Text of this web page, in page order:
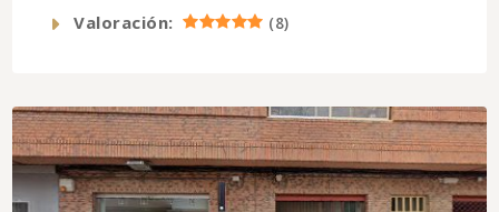
Valoración: (8)